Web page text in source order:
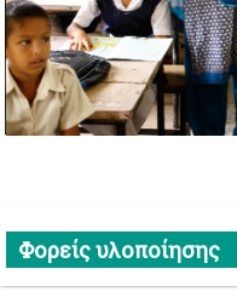
Φορείς υλοποίησης